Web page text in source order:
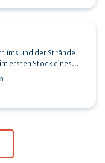
und der Strände,
ersten Stock eines